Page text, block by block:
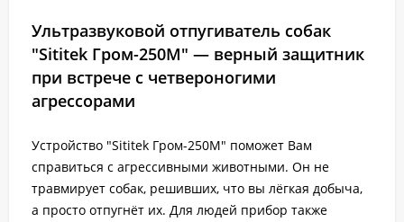
Ультразвуковой отпугиватель собак
"Sititek Гром-250М" — верный защитник
при встрече с четвероногими
агрессорами
Устройство "Sititek Гром-250М" поможет Вам
справиться с агрессивными животными. Он не
травмирует собак, решивших, что вы лёгкая добыча,
а просто отпугнёт их. Для людей прибор также